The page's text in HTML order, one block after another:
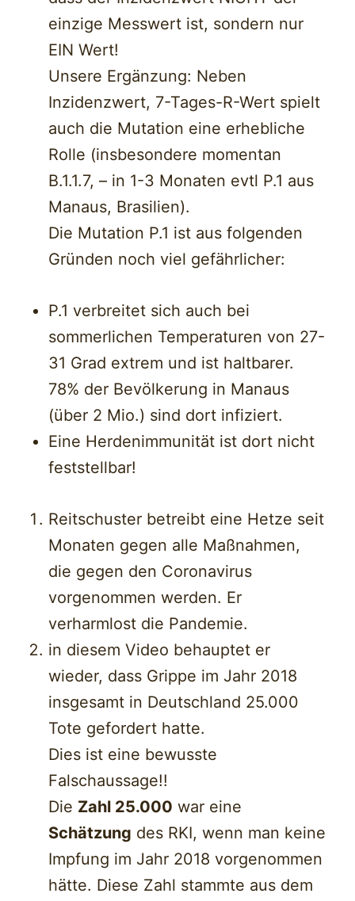
einzige Messwert ist, sondern nur
EIN Wert!
Unsere Ergänzung: Neben
Inzidenzwert, 7-Tages-R-Wert spielt
auch die Mutation eine erhebliche
Rolle (insbesondere momentan
B.1.1.7, – in 1-3 Monaten evtl P.1 aus
Manaus, Brasilien).
Die Mutation P.1 ist aus folgenden
Gründen noch viel gefährlicher:
P.1 verbreitet sich auch bei
sommerlichen Temperaturen von 27-
31 Grad extrem und ist haltbarer.
78% der Bevölkerung in Manaus
(über 2 Mio.) sind dort infiziert.
Eine Herdenimmunität ist dort nicht
feststellbar!
Reitschuster betreibt eine Hetze seit
Monaten gegen alle Maßnahmen,
die gegen den Coronavirus
vorgenommen werden. Er
verharmlost die Pandemie.
in diesem Video behauptet er
wieder, dass Grippe im Jahr 2018
insgesamt in Deutschland 25.000
Tote gefordert hatte.
Dies ist eine bewusste
Falschaussage!!
Die Zahl 25.000 war eine
Schätzung des RKI, wenn man keine
Impfung im Jahr 2018 vorgenommen
hätte. Diese Zahl stammte aus dem